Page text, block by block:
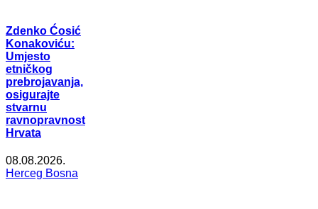
Zdenko Ćosić
Konakoviću:
Umjesto
etničkog
prebrojavanja,
osigurajte
stvarnu
ravnopravnost
Hrvata
08.08.2026.
Herceg Bosna